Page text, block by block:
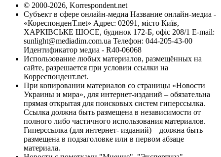
© 2000-2026, Korrespondent.net
Субъект в сфере онлайн-медиа Название онлайн-медиа -
«КореспонденТ.net» Адрес: 02091, місто Київ,
ХАРКІВСЬКЕ ШОСЕ, будинок 172-Б, офіс 208/1 E-mail:
sunlight@mediadim.com.ua Телефон: 044-205-43-00
Идентификатор медиа - R40-06068
Использование любых материалов, размещённых на
сайте, разрешается при условии ссылки на
Корреспондент.net.
При копировании материалов со страницы «Новости
Украины и мира», для интернет-изданий – обязательна
прямая открытая для поисковых систем гиперссылка.
Ссылка должна быть размещена в независимости от
полного либо частичного использования материалов.
Гиперссылка (для интернет- изданий) – должна быть
размещена в подзаголовке или в первом абзаце
материала.